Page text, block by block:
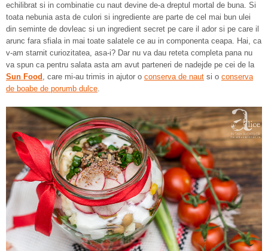
echilibrat si in combinatie cu naut devine de-a dreptul mortal de buna. Si
toata nebunia asta de culori si ingrediente are parte de cel mai bun ulei
din seminte de dovleac si un ingredient secret pe care il ador si pe care il
arunc fara sfiala in mai toate salatele ce au in componenta ceapa. Hai, ca
v-am starnit curiozitatea, asa-i? Dar nu va dau reteta completa pana nu
va spun ca pentru salata asta am avut parteneri de nadejde pe cei de la
Sun Food , care mi-au trimis in ajutor o conserva de naut si o conserva
de boabe de porumb dulce.